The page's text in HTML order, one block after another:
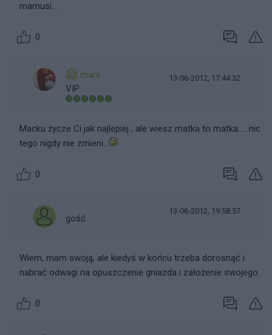
mamusi...
0
mare
VIP
13-06-2012, 17:44:32
Macku życze Ci jak najlepiej , ale wiesz matka to matka......nic
tego nigdy nie zmieni...
0
gość
13-06-2012, 19:58:57
Wiem, mam swoją, ale kiedyś w końcu trzeba dorosnąć i
nabrać odwagi na opuszczenie gniazda i założenie swojego.
0